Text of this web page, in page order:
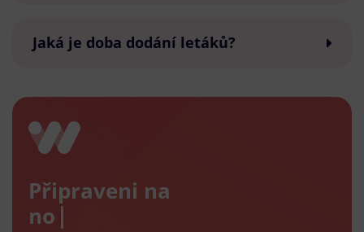
Jaká je doba dodání letáků?
Připraveni na
nový e-